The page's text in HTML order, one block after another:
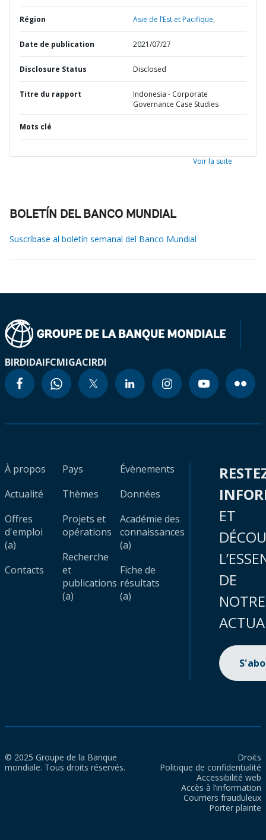
Région Asie de l’Est et Pacifique,
Date de publication 2021/07/27
Disclosure Status Disclosed
Titre du rapport
Indonesia - Corporate
Governance Case Studies
Mots clé
Voir la suite
BOLETÍN DEL BANCO MUNDIAL
Suscríbase al boletín semanal del Banco Mundial
BIRDIDAIFCMIGACIRDI
À propos
Actualité
Offres
d'emploi
(a)
Contacts
Pays
Thèmes
Projets et
opérations
Recherche
et
publications
(a)
Évènements
Données
Académie des
connaissances
(a)
Fiche de
résultats
(a)
ET
DE
NOTRE
© 2025 Groupe de la Banque
mondiale. Tous droits réservés.
Droits
Politique de confidentialité
Accessibilité web
Accès à l’information
Courriers frauduleux
Porter plainte